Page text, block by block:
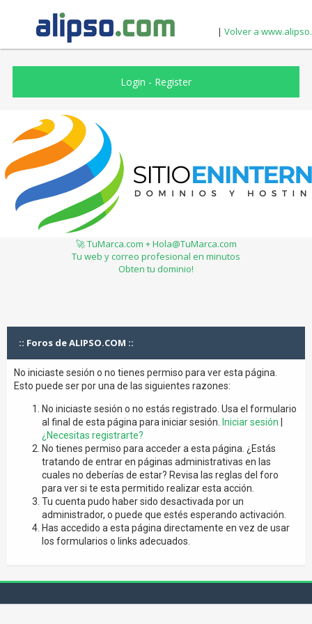
| Volver a
Login - Register
🚀 TuMarca.com + Hola@TuMarca.com
Tu web y correo profesional en minutos
Obten tu dominio!
:: Foros de ALIPSO.COM ::
No iniciaste sesión o no tienes permiso para ver esta página.
Esto puede ser por una de las siguientes razones:
No iniciaste sesión o no estás registrado. Usa el formulario
al final de esta página para iniciar sesión.
Iniciar sesión
¿Necesitas registrarte?
No tienes permiso para acceder a esta página. ¿Estás
tratando de entrar en páginas administrativas en las
cuales no deberías de estar? Revisa las reglas del foro
para ver si te esta permitido realizar esta acción.
Tu cuenta pudo haber sido desactivada por un
administrador, o puede que estés esperando activación.
Has accedido a esta página directamente en vez de usar
los formularios o links adecuados.